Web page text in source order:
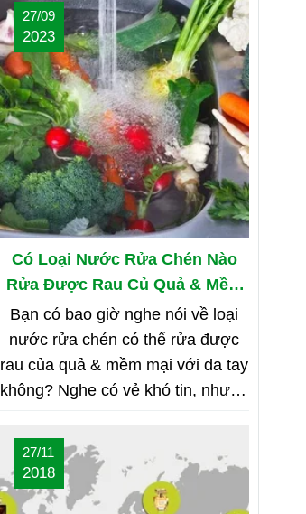
Có Loại Nước Rửa Chén Nào
Rửa Được Rau Củ Quả & Mềm
Mại Với Da Tay?
27/09
2023
Bạn có bao giờ nghe nói về loại
nước rửa chén có thể rửa được
rau của quả & mềm mại với da tay
không? Nghe có vẻ khó tin, nhưng
27/11
2018